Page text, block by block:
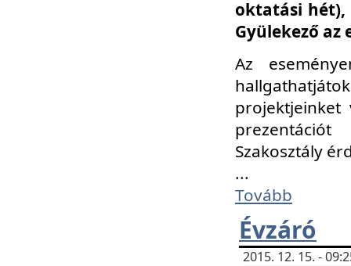
oktatási hét),
Gyülekező az
Az
Szakosztály
...
Tovább
Évzáró
2015. 12. 15. -